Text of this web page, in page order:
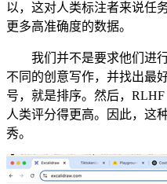
以，这对人类标注者来说任
更多高准确度的数据。
我们并不是要求他们进行
不同的创意写作，并找出最
号，就是排序。然后，
人类评分得更高。因此，这
秀。